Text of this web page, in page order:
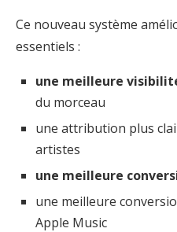
Ce nouveau système
essentiels :
une meilleure
du morceau
une attribution plus
artistes
une meilleure
une meilleure
Apple Music